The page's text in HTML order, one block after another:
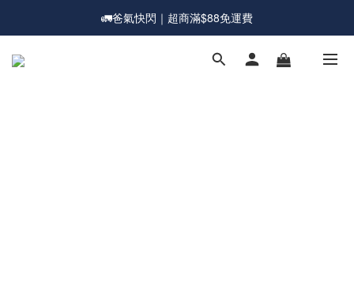
💰新會員送購物金現折$50
🚛爸氣快閃｜超商滿$88免運費
🎁爸氣一夏｜宅配滿$1588送超大直傘